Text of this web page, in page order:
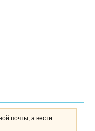
почты, а вести